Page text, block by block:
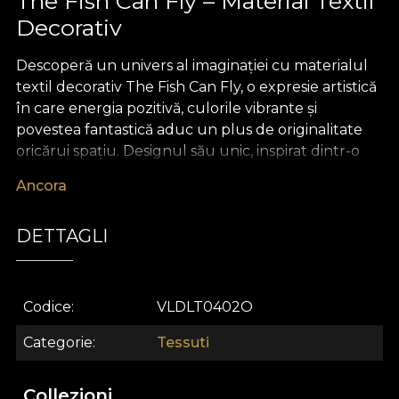
Decorativ
Descoperă un univers al imaginației cu materialul
textil decorativ The Fish Can Fly, o expresie artistică
în care energia pozitivă, culorile vibrante și
povestea fantastică aduc un plus de originalitate
oricărui spațiu. Designul său unic, inspirat dintr-o
infuzează interiorul cu dinamism și bucurie. Paleta
atmosferă magică, menită să inspire atât copiii, cât și
adulții să viseze fără limite și să se deschidă către
Prin versatilitatea sa remarcabilă, acest material
textil premium este ideal pentru numeroase
proiecte de design interior. Poate fi folosit pentru a
Ancora
DETTAGLI
Codice VLDLT0402O
Categorie Tessuti